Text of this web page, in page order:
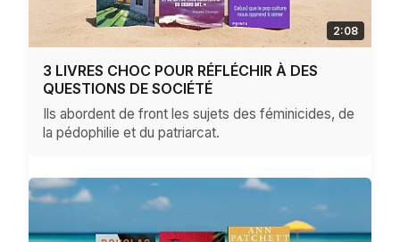
2:08
3 LIVRES CHOC POUR RÉFLÉCHIR À DES
QUESTIONS DE SOCIÉTÉ
Ils abordent de front les sujets des féminicides, de
la pédophilie et du patriarcat.